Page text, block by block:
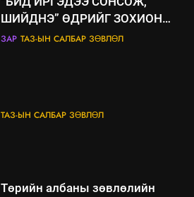
ТАЗ-ЫН САЛБАР ЗӨВЛӨЛ
Архангай аймаг дахь салбар
“Шинэтгэлээр түүчээлсэн